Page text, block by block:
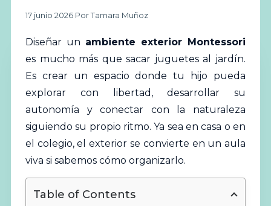
17 junio 2026·Por Tamara Muñoz
Diseñar un ambiente exterior Montessori
es mucho más que sacar juguetes al jardín.
Es crear un espacio donde tu hijo pueda
explorar con libertad, desarrollar su
autonomía y conectar con la naturaleza
siguiendo su propio ritmo. Ya sea en casa o en
el colegio, el exterior se convierte en un aula
viva si sabemos cómo organizarlo.
Table of Contents